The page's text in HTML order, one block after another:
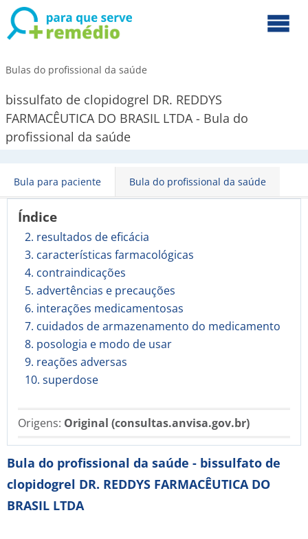
Bulas do profissional da saúde
bissulfato de clopidogrel DR. REDDYS
FARMACÊUTICA DO BRASIL LTDA - Bula do
profissional da saúde
Bula para paciente Bula do profissional da saúde
Índice
2. resultados de eficácia
3. características farmacológicas
4. contraindicações
5. advertências e precauções
6. interações medicamentosas
7. cuidados de armazenamento do medicamento
8. posologia e modo de usar
9. reações adversas
10. superdose
Origens: Original (consultas.anvisa.gov.br)
Bula do profissional da saúde - bissulfato de
clopidogrel DR. REDDYS FARMACÊUTICA DO
BRASIL LTDA